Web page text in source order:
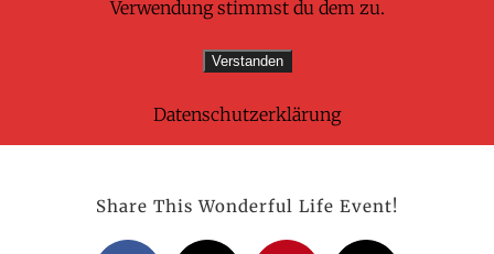
Share This Wonderful Life Event!
Verwendung stimmst du dem zu.
Verstanden
Datenschutzerklärung